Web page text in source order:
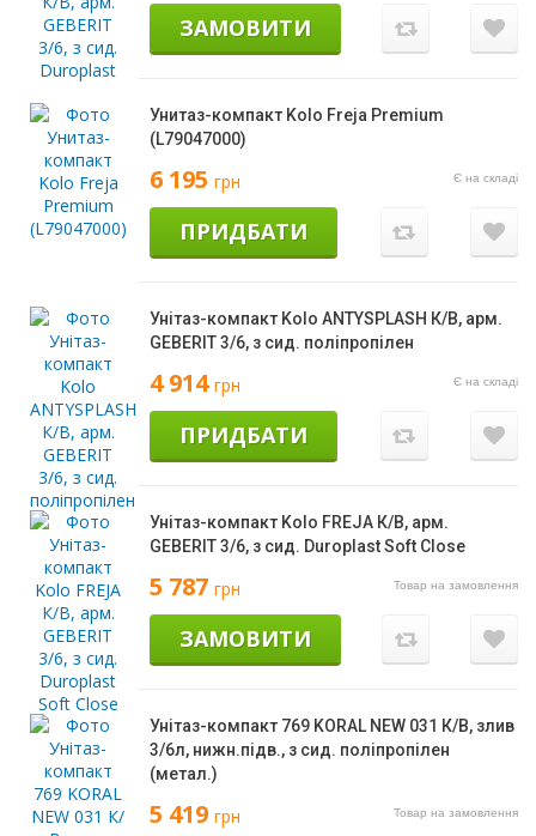
ЗАМОВИТИ
Унитаз-компакт Kolo Freja Premium
(L79047000)
6 195 грн Є на складі
ПРИДБАТИ
Унітаз-компакт Kolo ANTYSPLASH К/В, арм.
GEBERIT 3/6, з сид. поліпропілен
4 914 грн Є на складі
ПРИДБАТИ
Унітаз-компакт Kolo FREJA К/В, арм.
GEBERIT 3/6, з сид. Duroplast Soft Сlose
5 787 грн Товар на замовлення
ЗАМОВИТИ
Унітаз-компакт 769 KORAL NEW 031 К/В, злив
3/6л, нижн.підв., з сид. поліпропілен
(метал.)
5 419 грн Товар на замовлення